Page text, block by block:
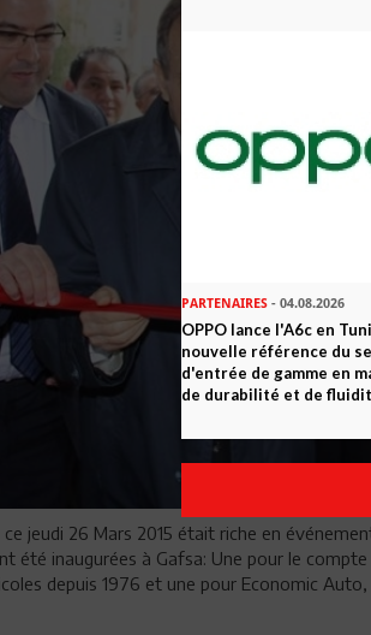
ce jeudi 26 Mars 2015 était riche en
été inaugurées à Gafsa: Une pour le
depuis 1976 et une pour Economic
PARTENAIRES - 04.08.2026
OPPO lance l'A6c en
nouvelle référence du
d'entrée de gamme en
de durabilité et de